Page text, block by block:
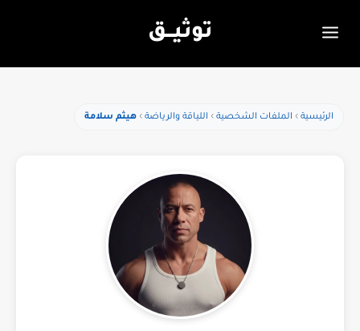
توثيـــق
الرئيسية الملفات الشخصية اللياقة والرياضة هيثم سلامة